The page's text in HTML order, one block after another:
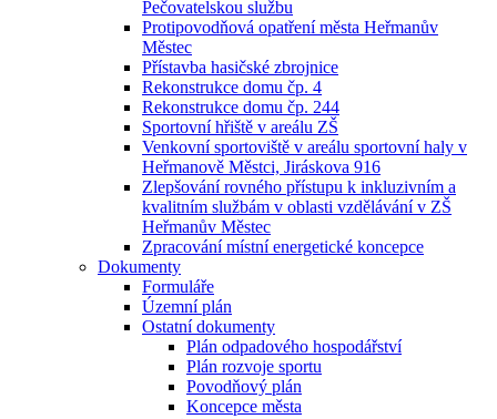
Pečovatelskou službu
Protipovodňová opatření města Heřmanův
Městec
Přístavba hasičské zbrojnice
Rekonstrukce domu čp. 4
Rekonstrukce domu čp. 244
Sportovní hřiště v areálu ZŠ
Venkovní sportoviště v areálu sportovní haly v
Heřmanově Městci, Jiráskova 916
Zlepšování rovného přístupu k inkluzivním a
kvalitním službám v oblasti vzdělávání v ZŠ
Heřmanův Městec
Zpracování místní energetické koncepce
Dokumenty
Formuláře
Územní plán
Ostatní dokumenty
Plán odpadového hospodářství
Plán rozvoje sportu
Povodňový plán
Koncepce města